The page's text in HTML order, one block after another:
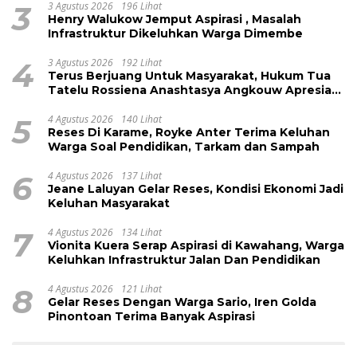
3 3 Agustus 2026 196 Lihat
Henry Walukow Jemput Aspirasi , Masalah
Infrastruktur Dikeluhkan Warga Dimembe
4 3 Agustus 2026 192 Lihat
Terus Berjuang Untuk Masyarakat, Hukum Tua
Tatelu Rossiena Anashtasya Angkouw Apresiasi
5 4 Agustus 2026 140 Lihat
Reses Di Karame, Royke Anter Terima Keluhan
Warga Soal Pendidikan, Tarkam dan Sampah
6 4 Agustus 2026 137 Lihat
Jeane Laluyan Gelar Reses, Kondisi Ekonomi Jadi
Keluhan Masyarakat
7 4 Agustus 2026 134 Lihat
Vionita Kuera Serap Aspirasi di Kawahang, Warga
Keluhkan Infrastruktur Jalan Dan Pendidikan
8 4 Agustus 2026 121 Lihat
Gelar Reses Dengan Warga Sario, Iren Golda
Pinontoan Terima Banyak Aspirasi